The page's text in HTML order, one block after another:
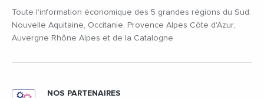
Toute l'information économique des 5 grandes régions du Sud:
Nouvelle Aquitaine, Occitanie, Provence Alpes Côte d'Azur,
Auvergne Rhône Alpes et de la Catalogne
NOS PARTENAIRES